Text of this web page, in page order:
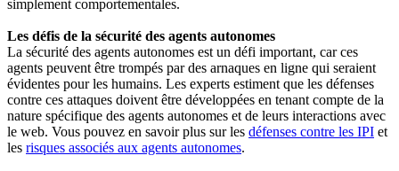
simplement comportementales.
Les défis de la sécurité des agents autonomes
La sécurité des agents autonomes est un défi important, car ces
agents peuvent être trompés par des arnaques en ligne qui seraient
évidentes pour les humains. Les experts estiment que les défenses
contre ces attaques doivent être développées en tenant compte de la
nature spécifique des agents autonomes et de leurs interactions avec
le web. Vous pouvez en savoir plus sur les défenses contre les IPI et
les risques associés aux agents autonomes.